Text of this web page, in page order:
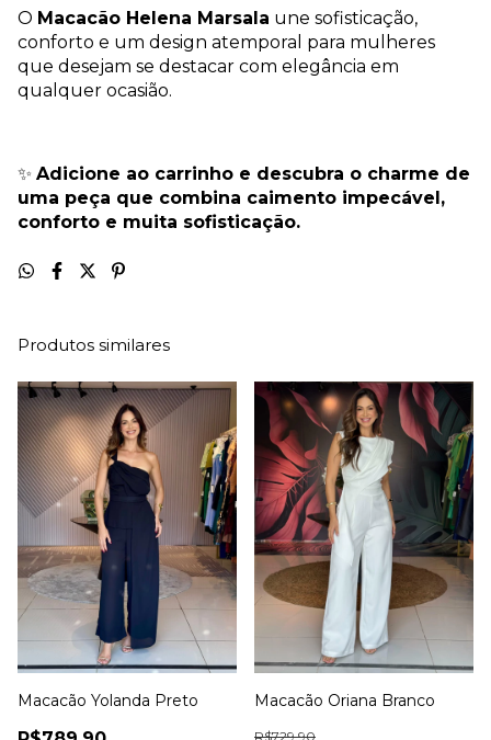
O Macacão Helena Marsala une sofisticação,
conforto e um design atemporal para mulheres
que desejam se destacar com elegância em
qualquer ocasião.
✨ Adicione ao carrinho e descubra o charme de
uma peça que combina caimento impecável,
conforto e muita sofisticação.
Produtos similares
Macacão Yolanda Preto Macacão Oriana Branco
R$729,90